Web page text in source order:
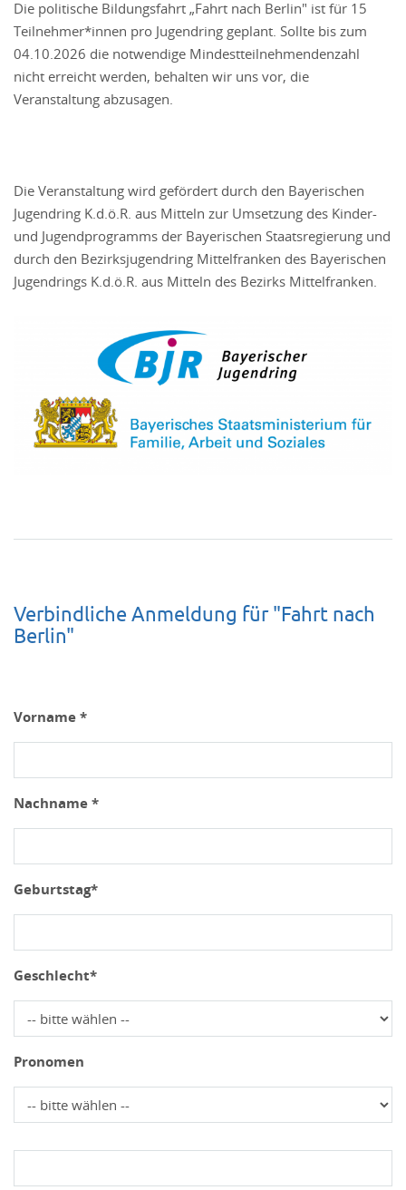
Die politische Bildungsfahrt „Fahrt nach Berlin" ist für 15
Teilnehmer*innen pro Jugendring geplant. Sollte bis zum
04.10.2026 die notwendige Mindestteilnehmendenzahl
nicht erreicht werden, behalten wir uns vor, die
Veranstaltung abzusagen.
Die Veranstaltung wird gefördert durch den Bayerischen
Jugendring K.d.ö.R. aus Mitteln zur Umsetzung des Kinder-
und Jugendprogramms der Bayerischen Staatsregierung und
durch den Bezirksjugendring Mittelfranken des Bayerischen
Jugendrings K.d.ö.R. aus Mitteln des Bezirks Mittelfranken.
Verbindliche Anmeldung für "Fahrt nach
Berlin"
Vorname *
Nachname *
Geburtstag*
Geschlecht*
Pronomen